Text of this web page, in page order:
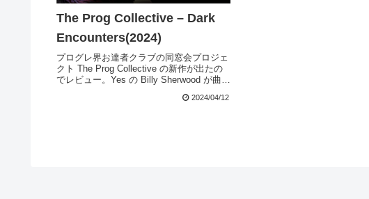
The Prog Collective – Dark
Encounters(2024)
プログレ界お達者クラブの同窓会プロジェ
クト The Prog Collective の新作が出たの
でレビュー。Yes の Billy Sherwood が曲毎
ゲストをお呼びして、過去のプログレ名曲
2024/04/12